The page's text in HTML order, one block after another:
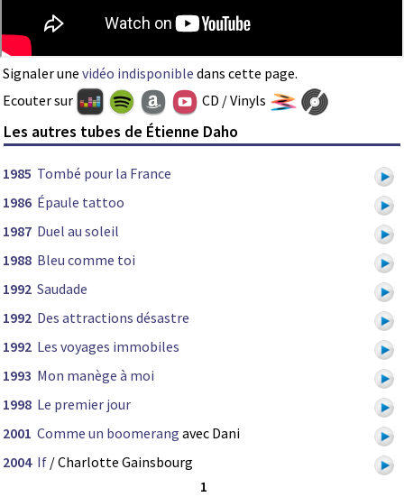
Signaler une vidéo indisponible dans cette page.
Ecouter sur
CD / Vinyls
Les autres tubes de Étienne Daho
1985 Tombé pour la France
1986 Épaule tattoo
1987 Duel au soleil
1988 Bleu comme toi
1992 Saudade
1992 Des attractions désastre
1992 Les voyages immobiles
1993 Mon manège à moi
1998 Le premier jour
2001 Comme un boomerang avec Dani
2004 If / Charlotte Gainsbourg
1